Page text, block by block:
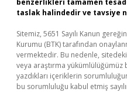
benzerlikleri tamamen
taslak halindedir ve tavsiye
Sitemiz, 5651 Sayılı Kanun
Kurumu (BTK) tarafından
vermektedir. Bu nedenle,
veya araştırma
yazdıkları içeriklerin
bu sorumluluğu kabul etmiş